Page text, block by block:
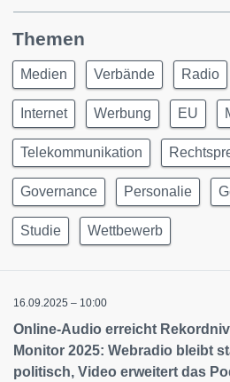
Themen
Medien Verbände Radio
Internet Werbung EU
Telekommunikation
Governance Personalie
Studie Wettbewerb
16.09.2025 – 10:00
Online-Audio erreicht
Monitor 2025: Webradio bleibt
politisch, Video erweitert das